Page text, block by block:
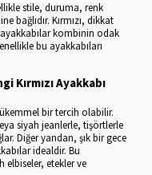
stile, duruma, renk
bağlıdır. Kırmızı, dikkat
kombinin odak
bu ayakkabıları
Kırmızı Ayakkabı
bir tercih olabilir.
siyah jeanlerle, tişörtlerle
Diğer yandan, şık bir gece
idealdir. Bu
elbiseler, etekler ve